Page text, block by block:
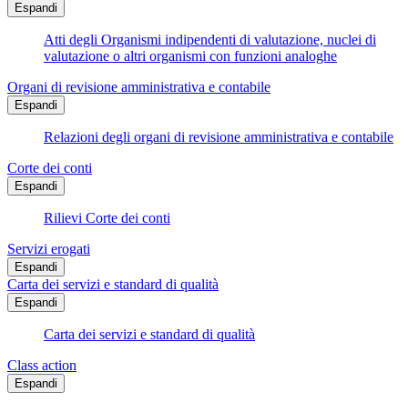
Espandi
Atti degli Organismi indipendenti di valutazione, nuclei di
valutazione o altri organismi con funzioni analoghe
Organi di revisione amministrativa e contabile
Espandi
Relazioni degli organi di revisione amministrativa e contabile
Corte dei conti
Espandi
Rilievi Corte dei conti
Servizi erogati
Espandi
Carta dei servizi e standard di qualità
Espandi
Carta dei servizi e standard di qualità
Class action
Espandi